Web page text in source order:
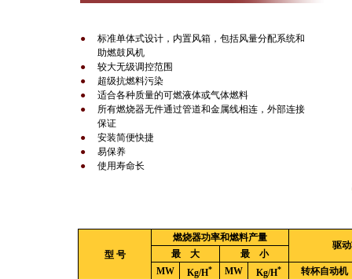
● 标准单体式设计，内置风箱，包括风量分配系统和
助燃鼓风机
● 较大无级调控范围
● 超级抗燃料污染
● 适合各种质量的可燃液体或气体燃料
● 所有燃烧器无件通过管道和金属线相连，外部连接
保证
● 安装简便快捷
● 易保养
● 使用寿命长
型 号
燃烧器功率和燃料产量
驱
最 大
最 小
MW
Kg/H* MW Kg/H*
转杯自动机